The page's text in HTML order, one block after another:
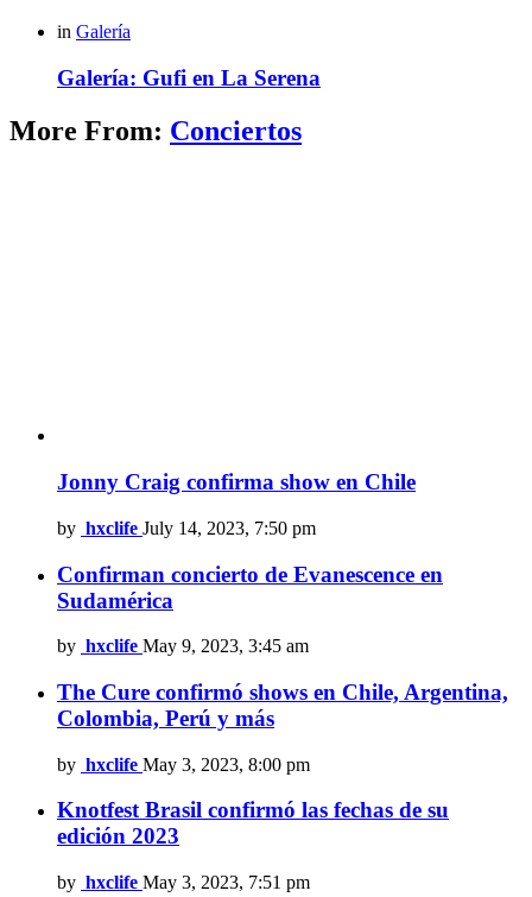
in Galería
Galería: Gufi en La Serena
More From: Conciertos
Jonny Craig confirma show en Chile
by hxclife July 14, 2023, 7:50 pm
Confirman concierto de Evanescence en
Sudamérica
by hxclife May 9, 2023, 3:45 am
The Cure confirmó shows en Chile, Argentina,
Colombia, Perú y más
by hxclife May 3, 2023, 8:00 pm
Knotfest Brasil confirmó las fechas de su
edición 2023
by hxclife May 3, 2023, 7:51 pm